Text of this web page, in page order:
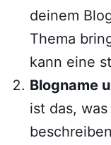
deinem
Thema
kann eine
Blogname
ist das,